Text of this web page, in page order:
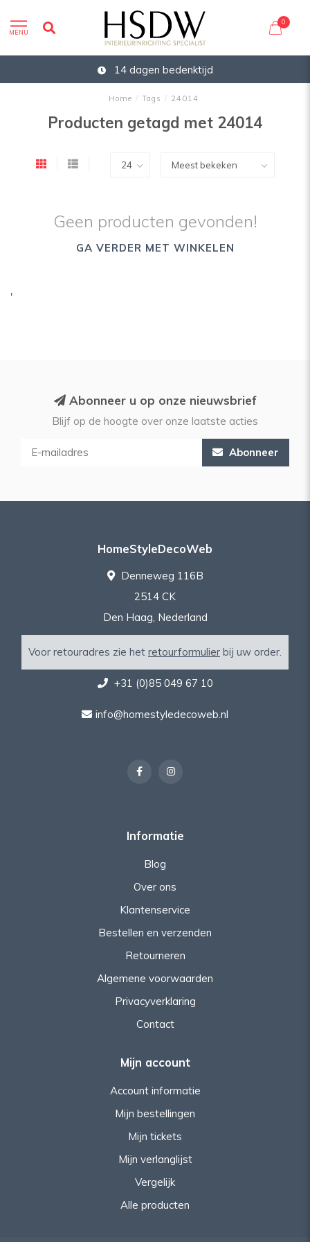
MENU
0
14 dagen bedenktijd
Home / Tags / 24014
Producten getagd met 24014
Geen producten gevonden!
GA VERDER MET WINKELEN
'
Abonneer u op onze nieuwsbrief
Blijf op de hoogte over onze laatste acties
Abonneer
HomeStyleDecoWeb
Denneweg 116B
2514 CK
Den Haag, Nederland
Voor retouradres zie het retourformulier bij uw order.
+31 (0)85 049 67 10
info@homestyledecoweb.nl
Informatie
Blog
Over ons
Klantenservice
Bestellen en verzenden
Retourneren
Algemene voorwaarden
Privacyverklaring
Contact
Mijn account
Account informatie
Mijn bestellingen
Mijn tickets
Mijn verlanglijst
Vergelijk
Alle producten